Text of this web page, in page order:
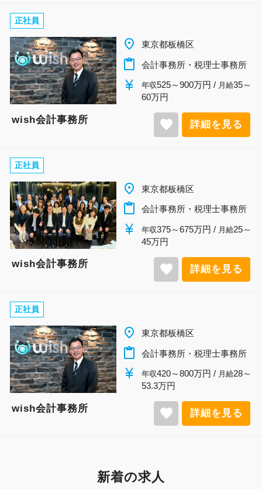
正社員
place 東京都板橋区
content_paste 会計事務所・税理士事務所
currency_yen 年収525～900万円 / 月給35～
60万円
wish会計事務所 favorite 詳細を見る
正社員
place 東京都板橋区
content_paste 会計事務所・税理士事務所
currency_yen 年収375～675万円 / 月給25～
45万円
wish会計事務所 favorite 詳細を見る
正社員
place 東京都板橋区
content_paste 会計事務所・税理士事務所
currency_yen 年収420～800万円 / 月給28～
53.3万円
wish会計事務所 favorite 詳細を見る
新着の求人